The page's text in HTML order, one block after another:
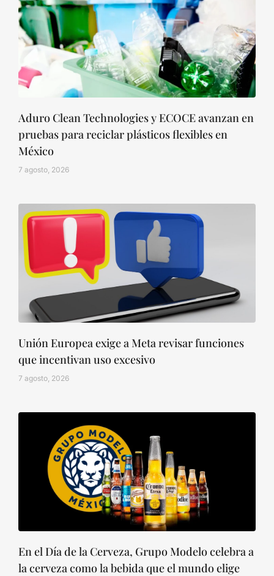
Aduro Clean Technologies y ECOCE avanzan en
pruebas para reciclar plásticos flexibles en
México
7 agosto, 2026
Unión Europea exige a Meta revisar funciones
que incentivan uso excesivo
7 agosto, 2026
En el Día de la Cerveza, Grupo Modelo celebra a
la cerveza como la bebida que el mundo elige